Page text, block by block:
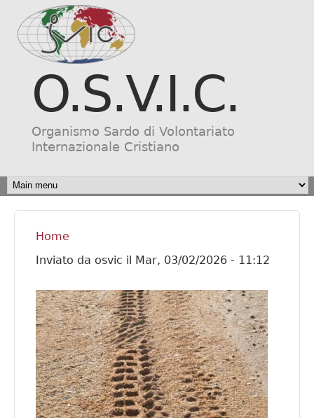
Salta al contenuto
principale
O.S.V.I.C.
Organismo Sardo di Volontariato
Internazionale Cristiano
MAIN MENU
Tu sei qui
Home
Inviato da osvic il Mar, 03/02/2026 - 11:12